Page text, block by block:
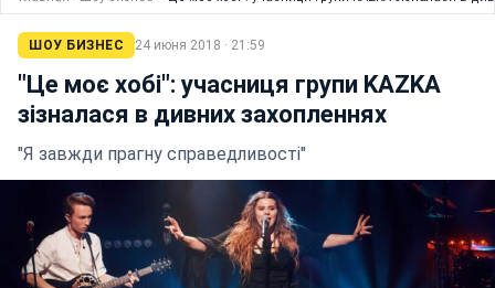
ШОУ БИЗНЕС 24 июня 2018 · 21:59
"Це моє хобі": учасниця групи KAZKA
зізналася в дивних захопленнях
"Я завжди прагну справедливості"